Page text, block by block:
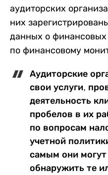
аудиторских
них
данных о финансовых
по финансовому
Аудиторские
свои услуги,
деятельность
пробелов в их
по вопросам
учетной
самым они
обнаружить те